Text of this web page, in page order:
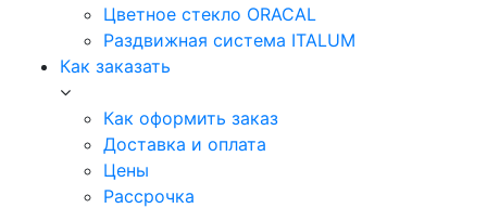
Цветное стекло ORACAL
Раздвижная система ITALUM
Как заказать
Как оформить заказ
Доставка и оплата
Цены
Рассрочка